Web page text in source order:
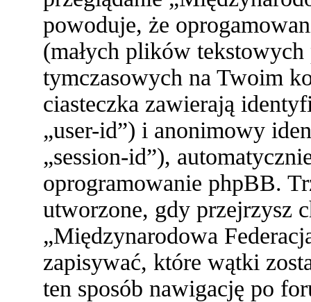
powoduje, że
(małych plików
tymczasowych na Twoim
ciasteczka zawierają
„user-id”) i anonimowy
„session-id”),
oprogramowanie phpBB.
utworzone, gdy przejrzysz
„Międzynarodowa
zapisywać, które wątki
ten sposób nawigację po